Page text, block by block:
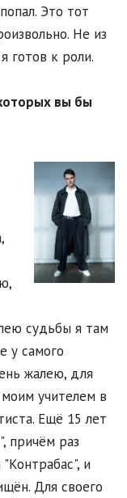
Это тот
Не из
готов к роли.
вы бы
судьбы я там
у самого
жалею, для
учителем в
Ещё 15 лет
причём раз
и
Для своего